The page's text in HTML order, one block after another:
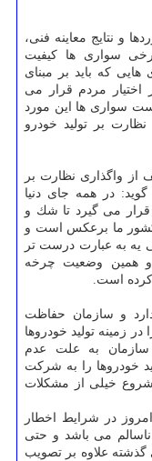
و نتایج معاینه فنی،
سواری ها كیفیت
كه باید بر مبنای
اختیار مردم قرار می
سواری ها این مورد
بر تولید خودرو
از واگذاری نظارت بر
در همه جای دنیا
قرار می گیرد تا شك و
كشور ما برعكس است و
به عبارت درست تر
همین وضعیت چرخه
كرده است.
و سازمان حفاظت
زمینه تولید خودروها
سازمان به علت عدم
خودروها را به شركت
خیلی از مشكلات
در شرایط اخطار
می باشد و حتی
علاوه بر تصویب